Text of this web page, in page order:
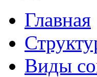
Главная
Виды